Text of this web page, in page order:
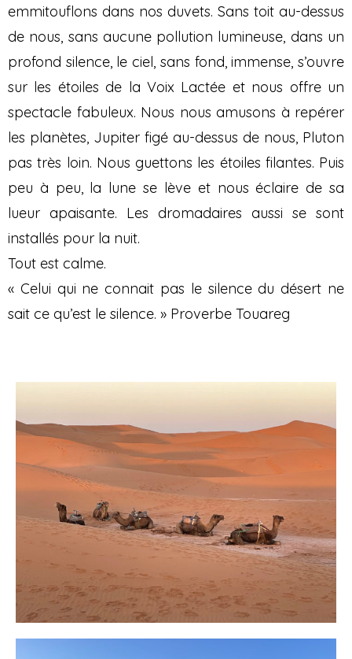
emmitouflons dans nos duvets. Sans toit au-dessus
de nous, sans aucune pollution lumineuse, dans un
profond silence, le ciel, sans fond, immense, s’ouvre
sur les étoiles de la Voix Lactée et nous offre un
spectacle fabuleux. Nous nous amusons à repérer
les planètes, Jupiter figé au-dessus de nous, Pluton
pas très loin. Nous guettons les étoiles filantes. Puis
peu à peu, la lune se lève et nous éclaire de sa
lueur apaisante. Les dromadaires aussi se sont
installés pour la nuit.
Tout est calme.
« Celui qui ne connait pas le silence du désert ne
sait ce qu’est le silence. » Proverbe Touareg